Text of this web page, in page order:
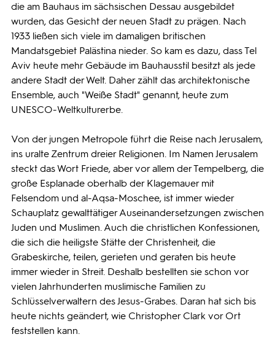
die am Bauhaus im sächsischen Dessau ausgebildet
wurden, das Gesicht der neuen Stadt zu prägen. Nach
1933 ließen sich viele im damaligen britischen
Mandatsgebiet Palästina nieder. So kam es dazu, dass Tel
Aviv heute mehr Gebäude im Bauhausstil besitzt als jede
andere Stadt der Welt. Daher zählt das architektonische
Ensemble, auch "Weiße Stadt" genannt, heute zum
UNESCO-Weltkulturerbe.
Von der jungen Metropole führt die Reise nach Jerusalem,
ins uralte Zentrum dreier Religionen. Im Namen Jerusalem
steckt das Wort Friede, aber vor allem der Tempelberg, die
große Esplanade oberhalb der Klagemauer mit
Felsendom und al-Aqsa-Moschee, ist immer wieder
Schauplatz gewalttätiger Auseinandersetzungen zwischen
Juden und Muslimen. Auch die christlichen Konfessionen,
die sich die heiligste Stätte der Christenheit, die
Grabeskirche, teilen, gerieten und geraten bis heute
immer wieder in Streit. Deshalb bestellten sie schon vor
vielen Jahrhunderten muslimische Familien zu
Schlüsselverwaltern des Jesus-Grabes. Daran hat sich bis
heute nichts geändert, wie Christopher Clark vor Ort
feststellen kann.